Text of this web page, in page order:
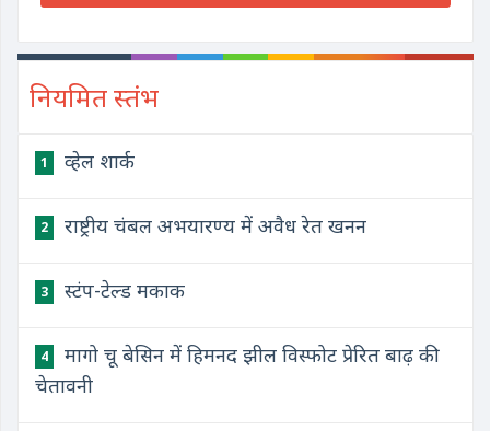
नियमित स्तंभ
1 व्हेल शार्क
2 राष्ट्रीय चंबल अभयारण्य में अवैध रेत खनन
3 स्टंप-टेल्ड मकाक
4
मागो चू बेसिन में हिमनद झील विस्फोट प्रेरित बाढ़ की
चेतावनी